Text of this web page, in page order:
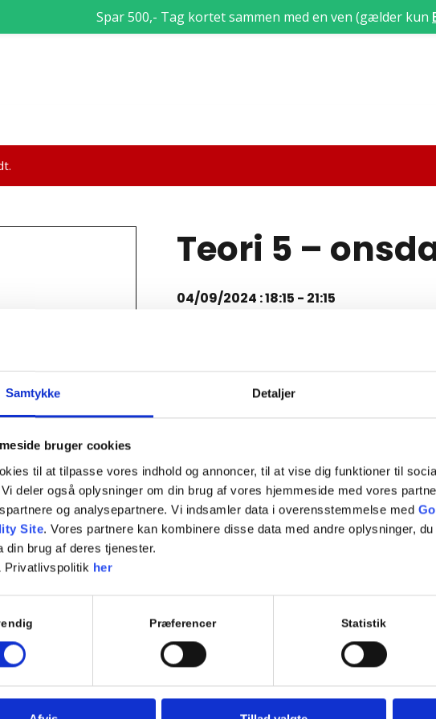
Samtykke Detaljer
bruger cookies
til at tilpasse vores indhold og annoncer, til at vise dig funktioner til
deler også oplysninger om din brug af vores hjemmeside med vores
og analysepartnere. Vi indsamler data i overensstemmelse med
Site. Vores partnere kan kombinere disse data med andre oplysninger,
din brug af deres tjenester.
Privatlivspolitik her
Præferencer Statistik
Teori 5 –
04/09/2024 : 18:15 - 21:15
Manøvrer på vej
7.11 Fremkørsel mod vejkryds
7.12 Ligeud kørsel i vejkryds
7.13 Højresving i vejkryds
Repetition af tidligere emner
EVALUERENDE EMNEPRØVE
Spar 500,- Tag kortet sammen med en ven (gælder kun